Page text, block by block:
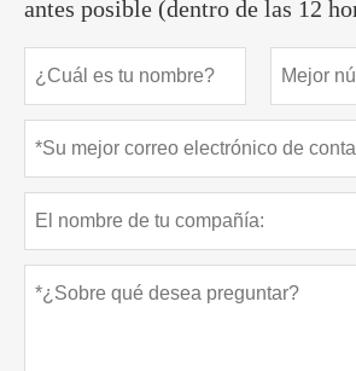
antes posible (dentro de las 12